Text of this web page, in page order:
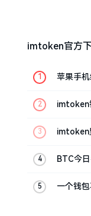
imtoken官方
苹果手
imtoken
imtoken
BTC今
一个钱